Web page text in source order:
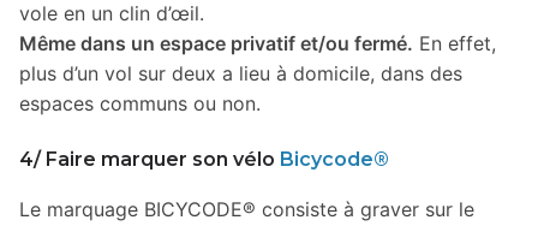
vole en un clin d’œil.
Même dans un espace privatif et/ou fermé. En effet,
plus d’un vol sur deux a lieu à domicile, dans des
espaces communs ou non.
4/ Faire marquer son vélo Bicycode®
Le marquage BICYCODE® consiste à graver sur le